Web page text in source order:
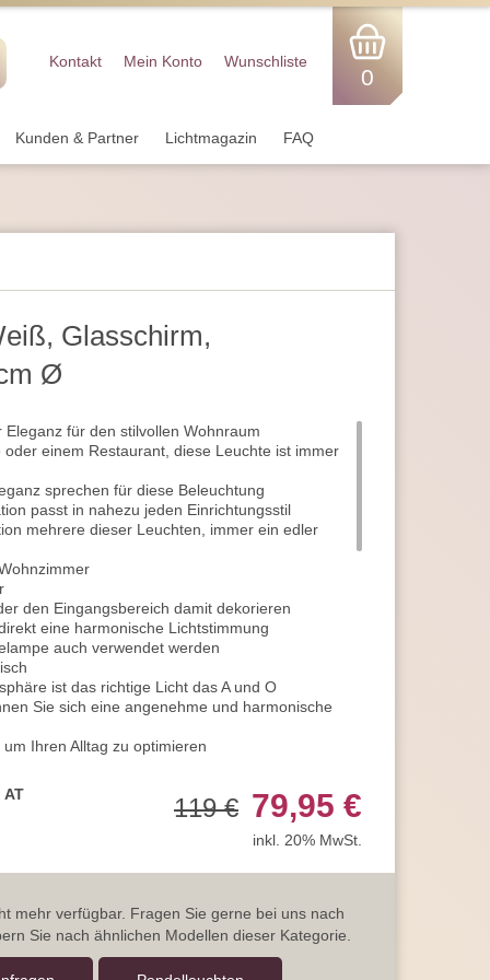
Kontakt Mein Konto Wunschliste
0
Kunden & Partner Lichtmagazin FAQ
Glasschirm,
Ø
Eleganz für den stilvollen Wohnraum
einem Restaurant, diese Leuchte ist immer
sprechen für diese Beleuchtung
passt in nahezu jeden Einrichtungsstil
mehrere dieser Leuchten, immer ein edler
den Eingangsbereich damit dekorieren
eine harmonische Lichtstimmung
auch verwendet werden
ist das richtige Licht das A und O
Sie sich eine angenehme und harmonische
Ihren Alltag zu optimieren
Schirm befestigt
2
hat die IP20 Klassifikation
AT
119 € 79,95 €
inkl. 20% MwSt.
mehr verfügbar. Fragen Sie gerne bei uns nach
Sie nach ähnlichen Modellen dieser Kategorie.